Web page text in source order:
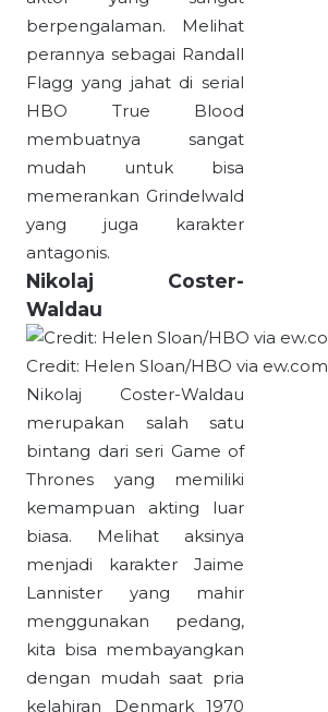
berpengalaman. Melihat
perannya sebagai Randall
Flagg yang jahat di serial
HBO True Blood
membuatnya sangat
mudah untuk bisa
memerankan Grindelwald
yang juga karakter
antagonis.
Nikolaj Coster-
Waldau
Credit: Helen Sloan/HBO via ew.com
Nikolaj Coster-Waldau
merupakan salah satu
bintang dari seri Game of
Thrones yang memiliki
kemampuan akting luar
biasa. Melihat aksinya
menjadi karakter Jaime
Lannister yang mahir
menggunakan pedang,
kita bisa membayangkan
dengan mudah saat pria
kelahiran Denmark 1970